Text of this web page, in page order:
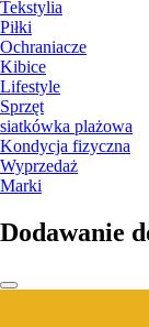
Tekstylia
Piłki
Ochraniacze
Kibice
Lifestyle
Sprzęt
siatkówka plażowa
Kondycja fizyczna
Wyprzedaż
Marki
Dodawanie